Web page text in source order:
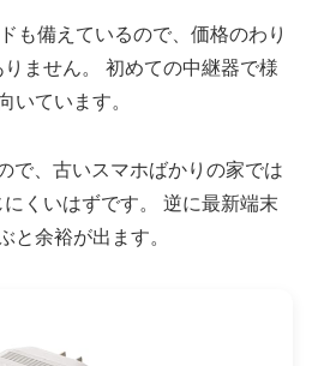
も備えているので、価格のわり
ません。 初めての中継器で様
いています。
で、古いスマホばかりの家では
にくいはずです。 逆に最新端末
と余裕が出ます。